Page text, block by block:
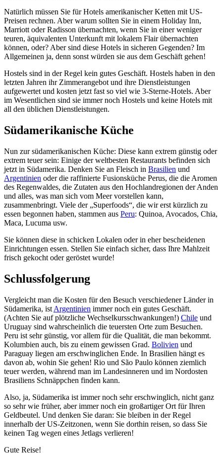
Natürlich müssen Sie für Hotels amerikanischer Ketten mit US-
Preisen rechnen. Aber warum sollten Sie in einem Holiday Inn,
Marriott oder Radisson übernachten, wenn Sie in einer weniger
teuren, äquivalenten Unterkunft mit lokalem Flair übernachten
können, oder? Aber sind diese Hotels in sicheren Gegenden? Im
Allgemeinen ja, denn sonst würden sie aus dem Geschäft gehen!
Hostels sind in der Regel kein gutes Geschäft. Hostels haben in den
letzten Jahren ihr Zimmerangebot und ihre Dienstleistungen
aufgewertet und kosten jetzt fast so viel wie 3-Sterne-Hotels. Aber
im Wesentlichen sind sie immer noch Hostels und keine Hotels mit
all den üblichen Dienstleistungen.
Südamerikanische Küche
Nun zur südamerikanischen Küche: Diese kann extrem günstig oder
extrem teuer sein: Einige der weltbesten Restaurants befinden sich
jetzt in Südamerika. Denken Sie an Fleisch in Brasilien und
Argentinien oder die raffinierte Fusionsküche Perus, die die Aromen
des Regenwaldes, die Zutaten aus den Hochlandregionen der Anden
und alles, was man sich vom Meer vorstellen kann,
zusammenbringt. Viele der „Superfoods“, die wir erst kürzlich zu
essen begonnen haben, stammen aus Peru: Quinoa, Avocados, Chia,
Maca, Lucuma usw.
Sie können diese in schicken Lokalen oder in eher bescheidenen
Einrichtungen essen. Stellen Sie einfach sicher, dass Ihre Mahlzeit
frisch gekocht oder geröstet wurde!
Schlussfolgerung
Vergleicht man die Kosten für den Besuch verschiedener Länder in
Südamerika, ist Argentinien immer noch ein gutes Geschäft.
(Achten Sie auf plötzliche Wechselkursschwankungen!) Chile und
Uruguay sind wahrscheinlich die teuersten Orte zum Besuchen.
Peru ist sehr günstig, vor allem für die Qualität, die man bekommt.
Kolumbien auch, bis zu einem gewissen Grad. Bolivien und
Paraguay liegen am erschwinglichen Ende. In Brasilien hängt es
davon ab, wohin Sie gehen! Rio und São Paulo können ziemlich
teuer werden, während man im Landesinneren und im Nordosten
Brasiliens Schnäppchen finden kann.
Also, ja, Südamerika ist immer noch sehr erschwinglich, nicht ganz
so sehr wie früher, aber immer noch ein großartiger Ort für Ihren
Geldbeutel. Und denken Sie daran: Sie bleiben in der Regel
innerhalb der US-Zeitzonen, wenn Sie dorthin reisen, so dass Sie
keinen Tag wegen eines Jetlags verlieren!
Gute Reise!